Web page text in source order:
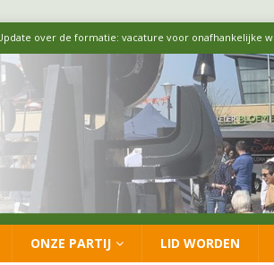
over de formatie: vacature voor onafhankelijke
flexwoningen Oekraïners én
3B en CDA presenteren coalitieakkoord:
Leefbaar 3B kritisch op LOO2: belangen eigen inwoners
Leefbaar 3B ondersteunt oproep van lokale partijen uit
ONZE PARTIJ LID WORDEN